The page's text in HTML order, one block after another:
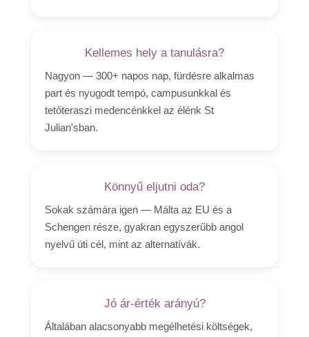
Kellemes hely a tanulásra?
Nagyon — 300+ napos nap, fürdésre alkalmas
part és nyugodt tempó, campusunkkal és
tetőteraszi medencénkkel az élénk St
Julian'sban.
Könnyű eljutni oda?
Sokak számára igen — Málta az EU és a
Schengen része, gyakran egyszerűbb angol
nyelvű úti cél, mint az alternatívák.
Jó ár-érték arányú?
Általában alacsonyabb megélhetési költségek,